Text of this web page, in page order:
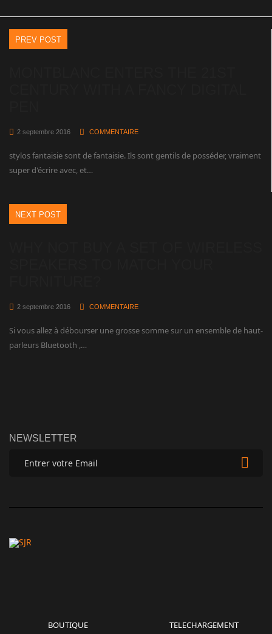
PREV POST
2 septembre 2016 COMMENTAIRE
stylos fantaisie sont de fantaisie. Ils sont gentils de posséder, vraiment
super d'écrire avec, et…
NEXT POST
2 septembre 2016 COMMENTAIRE
Si vous allez à débourser une grosse somme sur un ensemble de haut-
parleurs Bluetooth ,…
NEWSLETTER
BOUTIQUE TELECHARGEMENT